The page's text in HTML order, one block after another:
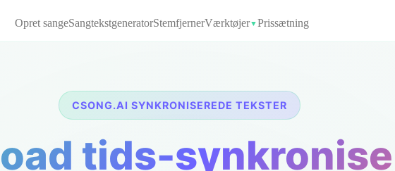
Opret sangeSangtekstgeneratorStemfjernerVærktøjer▼Prissætning
CSONG.AI SYNKRONISEREDE TEKSTER
tids-